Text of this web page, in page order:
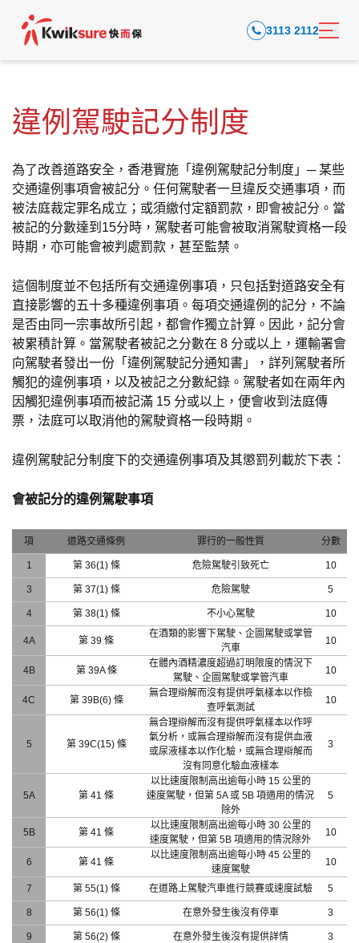
3113 2112
違例駕駛記分制度
為了改善道路安全，香港實施「違例駕駛記分制度」─ 某些
交通違例事項會被記分。任何駕駛者一旦違反交通事項，而
被法庭裁定罪名成立；或須繳付定額罰款，即會被記分。當
被記的分數達到15分時，駕駛者可能會被取消駕駛資格一段
時期，亦可能會被判處罰款，甚至監禁。
這個制度並不包括所有交通違例事項，只包括對道路安全有
直接影響的五十多種違例事項。每項交通違例的記分，不論
是否由同一宗事故所引起，都會作獨立計算。因此，記分會
被累積計算。當駕駛者被記之分數在 8 分或以上，運輸署會
向駕駛者發出一份「違例駕駛記分通知書」，詳列駕駛者所
觸犯的違例事項，以及被記之分數紀錄。駕駛者如在兩年內
因觸犯違例事項而被記滿 15 分或以上，便會收到法庭傳
票，法庭可以取消他的駕駛資格一段時期。
違例駕駛記分制度下的交通違例事項及其懲罰列載於下表：
會被記分的違例駕駛事項
項 道路交通條例 罪行的一般性質 分數
1 第 36(1) 條 危險駕駛引致死亡 10
3 第 37(1) 條 危險駕駛 5
4 第 38(1) 條 不小心駕駛 10
4A 第 39 條
在酒類的影響下駕駛、企圖駕駛或掌管
汽車
10
4B 第 39A 條
在體內酒精濃度超過訂明限度的情況下
駕駛、企圖駕駛或掌管汽車
10
4C 第 39B(6) 條
無合理辯解而沒有提供呼氣樣本以作檢
查呼氣測試
10
5 第 39C(15) 條
無合理辯解而沒有提供呼氣樣本以作呼
氣分析，或無合理辯解而沒有提供血液
或尿液樣本以作化驗，或無合理辯解而
沒有同意化驗血液樣本
3
5A 第 41 條
以比速度限制高出逾每小時 15 公里的
速度駕駛，但第 5A 或 5B 項適用的情況
除外
5
5B 第 41 條
以比速度限制高出逾每小時 30 公里的
速度駕駛，但第 5B 項適用的情況除外
10
6 第 41 條
以比速度限制高出逾每小時 45 公里的
速度駕駛
10
7 第 55(1) 條 在道路上駕駛汽車進行競賽或速度試驗 5
8 第 56(1) 條 在意外發生後沒有停車 3
9 第 56(2) 條 在意外發生後沒有提供詳情 3